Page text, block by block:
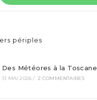
périples
Des Météores à la Toscane
13 MAI 2026 / 2 COMMENTAIRES